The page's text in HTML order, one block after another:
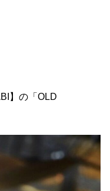
】の「OLD